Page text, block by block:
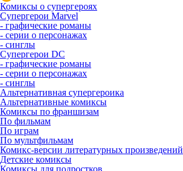
Комиксы о супергероях
Супергерои Marvel
- графические романы
- серии о персонажах
- синглы
Супергерои DC
- графические романы
- серии о персонажах
- синглы
Альтернативная супергероика
Альтернативные комиксы
Комиксы по франшизам
По фильмам
По играм
По мультфильмам
Комикс-версии литературных произведений
Детские комиксы
Комиксы для подростков